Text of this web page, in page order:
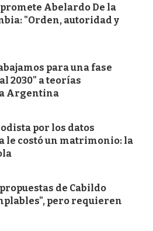
Abelardo De la
"Orden, autoridad y
para una fase
2030" a teorías
Argentina
por los datos
le costó un matrimonio: la
de Cabildo
pero requieren